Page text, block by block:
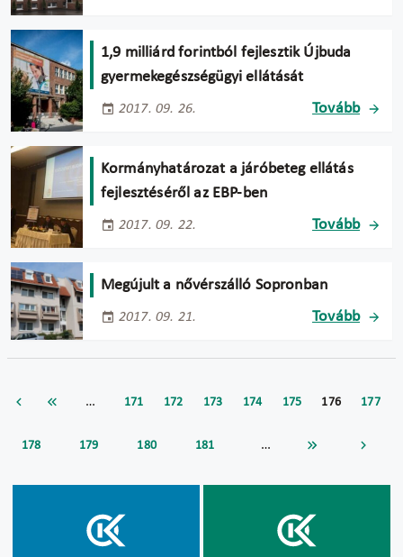
1,9 milliárd forintból fejlesztik Újbuda
gyermekegészségügyi ellátását
2017. 09. 26. Tovább
Kormányhatározat a járóbeteg ellátás
fejlesztéséről az EBP-ben
2017. 09. 22. Tovább
Megújult a nővérszálló Sopronban
2017. 09. 21. Tovább
… 171 172 173 174 175 176 177
178 179 180 181 …